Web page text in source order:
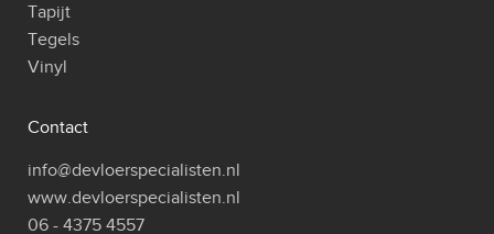
Tapijt
Tegels
Vinyl
Contact
info@devloerspecialisten.nl
www.devloerspecialisten.nl
06 - 4375 4557